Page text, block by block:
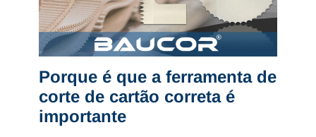
Porque é que a ferramenta de
corte de cartão correta é
importante